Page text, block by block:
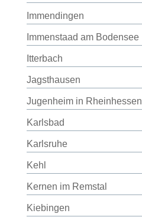
Immendingen
Immenstaad am Bodensee
Itterbach
Jagsthausen
Jugenheim in Rheinhessen
Karlsbad
Karlsruhe
Kehl
Kernen im Remstal
Kiebingen